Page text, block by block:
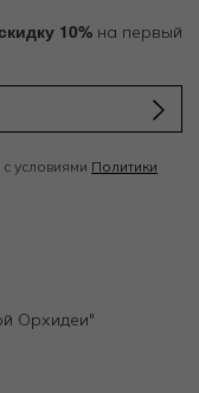
10% на первый
условиями Политики
Орхидеи"